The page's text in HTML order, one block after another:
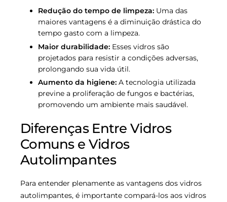
Redução do tempo de limpeza: Uma das
maiores vantagens é a diminuição drástica do
tempo gasto com a limpeza.
Maior durabilidade: Esses vidros são
projetados para resistir a condições adversas,
prolongando sua vida útil.
Aumento da higiene: A tecnologia utilizada
previne a proliferação de fungos e bactérias,
promovendo um ambiente mais saudável.
Diferenças Entre Vidros
Comuns e Vidros
Autolimpantes
Para entender plenamente as vantagens dos vidros
autolimpantes, é importante compará-los aos vidros